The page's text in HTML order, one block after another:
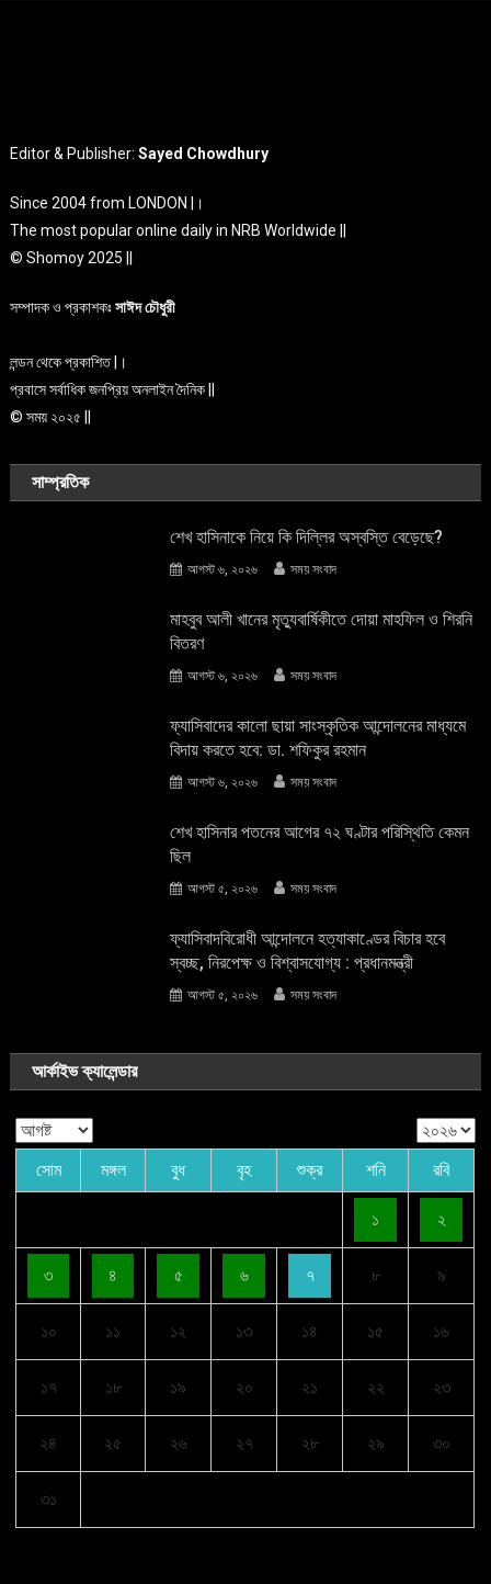
Editor & Publisher:Sayed Chowdhury
Since 2004 from LONDON |।
The most popular online daily in NRB Worldwide ||
© Shomoy 2025 ||
সম্পাদক ও প্রকাশকঃসাঈদ চৌধুরী
লন্ডন থেকে প্রকাশিত |।
প্রবাসে সর্বাধিক জনপ্রিয় অনলাইন দৈনিক ||
© সময় ২০২৫ ||
সাম্প্রতিক
শেখ হাসিনাকে নিয়ে কি দিল্লির অস্বস্তি বেড়েছে?
আগস্ট ৬, ২০২৬ সময় সংবাদ
মাহবুব আলী খানের মৃত্যুবার্ষিকীতে দোয়া মাহফিল ও শিরনি
বিতরণ
আগস্ট ৬, ২০২৬ সময় সংবাদ
ফ্যাসিবাদের কালো ছায়া সাংস্কৃতিক আন্দােলনের মাধ্যমে
বিদায় করতে হবে: ডা. শফিকুর রহমান
আগস্ট ৬, ২০২৬ সময় সংবাদ
শেখ হাসিনার পতনের আগের ৭২ ঘণ্টার পরিস্থিতি কেমন
ছিল
আগস্ট ৫, ২০২৬ সময় সংবাদ
ফ্যাসিবাদবিরোধী আন্দোলনে হত্যাকাণ্ডের বিচার হবে
স্বচ্ছ, নিরপেক্ষ ও বিশ্বাসযোগ্য : প্রধানমন্ত্রী
আগস্ট ৫, ২০২৬ সময় সংবাদ
আর্কাইভ ক্যালেন্ডার
সোম মঙ্গল বুধ বৃহ শুক্র শনি রবি
১ ২
৩ ৪ ৫ ৬ ৭ ৮ ৯
১০ ১১ ১২ ১৩ ১৪ ১৫ ১৬
১৭ ১৮ ১৯ ২০ ২১ ২২ ২৩
২৪ ২৫ ২৬ ২৭ ২৮ ২৯ ৩০
৩১